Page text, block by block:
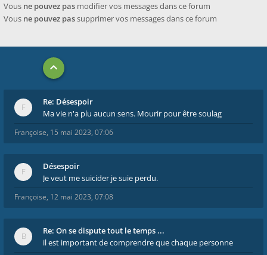
Vous ne pouvez pas modifier vos messages dans ce forum
Vous ne pouvez passupprimer vos messages dans ce forum
Re: Désespoir
Ma vie n'a plu aucun sens. Mourir pour être soulag
Françoise, 15 mai 2023, 07:06
Désespoir
Je veut me suicider je suie perdu.
Françoise, 12 mai 2023, 07:08
Re: On se dispute tout le temps ...
il est important de comprendre que chaque personne